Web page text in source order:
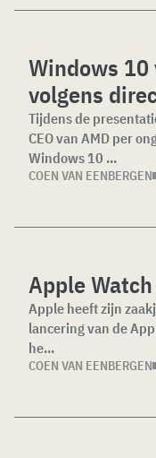
Windows
volgens
Tijdens de
CEO van AMD per
Windows 10 ...
COEN VAN EENBERGEN
Apple
Apple heeft zijn
lancering van de
he...
COEN VAN EENBERGEN